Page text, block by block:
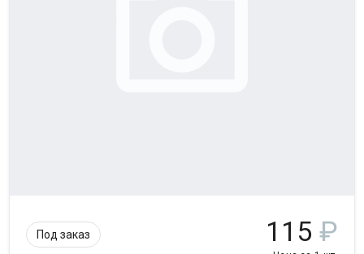
Под заказ 115 ₽